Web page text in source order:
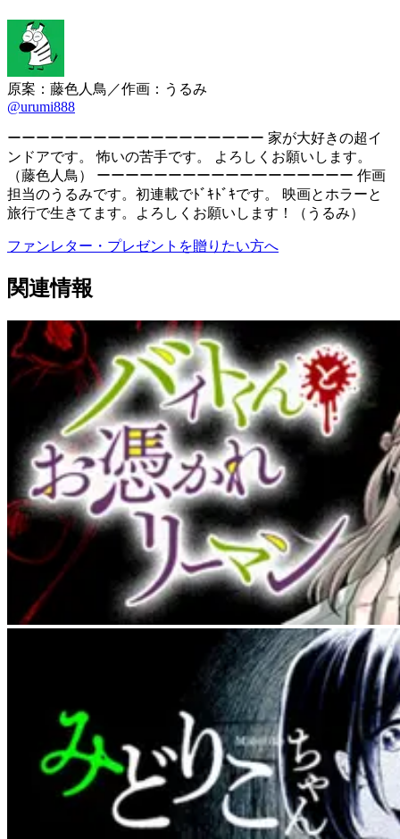
原案：藤色人鳥／作画：うるみ
@urumi888
ーーーーーーーーーーーーーーーーーー 家が大好きの超イ
ンドアです。 怖いの苦手です。 よろしくお願いします。
（藤色人鳥） ーーーーーーーーーーーーーーーーーー 作画
担当のうるみです。初連載でﾄﾞｷﾄﾞｷです。 映画とホラーと
旅行で生きてます。よろしくお願いします！（うるみ）
ファンレター・プレゼントを贈りたい方へ
関連情報